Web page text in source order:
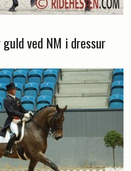
ved NM i dressur